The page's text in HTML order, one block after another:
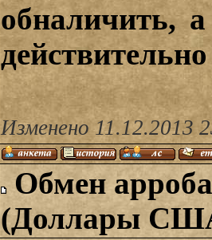
обналичить,
Изменено 11.12.2013
Обмен
(Доллары